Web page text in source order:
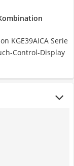
KGE39AICA Serie
Control-Display